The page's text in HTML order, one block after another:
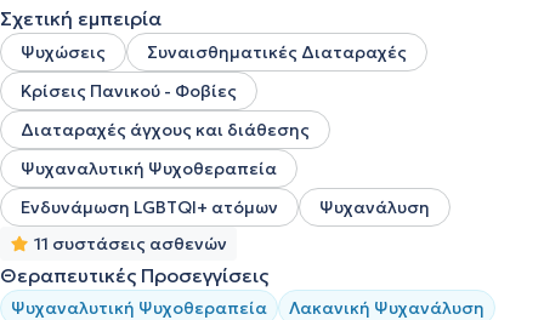
Σχετική εμπειρία
Ψυχώσεις
Συναισθηματικές Διαταραχές
Κρίσεις Πανικού - Φοβίες
Διαταραχές άγχους και διάθεσης
Ψυχαναλυτική Ψυχοθεραπεία
Ενδυνάμωση LGBTQI+ ατόμων
Ψυχανάλυση
11 συστάσεις ασθενών
Θεραπευτικές Προσεγγίσεις
Ψυχαναλυτική Ψυχοθεραπεία Λακανική Ψυχανάλυση